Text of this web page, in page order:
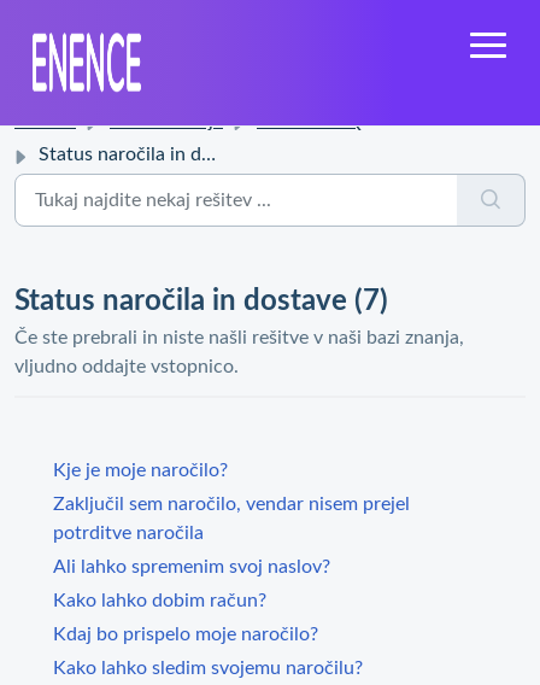
Status naročila in dostave
Status naročila in dostave (7)
Če ste prebrali in niste našli rešitve v naši bazi znanja,
vljudno oddajte vstopnico.
Kje je moje naročilo?
Zaključil sem naročilo, vendar nisem prejel
potrditve naročila
Ali lahko spremenim svoj naslov?
Kako lahko dobim račun?
Kdaj bo prispelo moje naročilo?
Kako lahko sledim svojemu naročilu?